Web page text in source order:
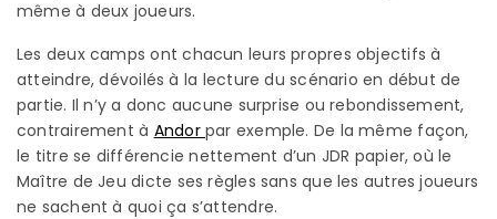
même à deux joueurs.
Les deux camps ont chacun leurs propres objectifs à
atteindre, dévoilés à la lecture du scénario en début de
partie. Il n’y a donc aucune surprise ou rebondissement,
contrairement à Andor par exemple. De la même façon,
le titre se différencie nettement d’un JDR papier, où le
Maître de Jeu dicte ses règles sans que les autres joueurs
ne sachent à quoi ça s’attendre.